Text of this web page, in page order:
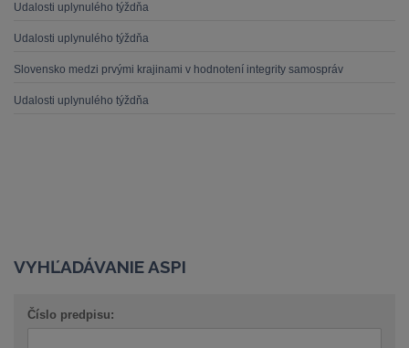
Udalosti uplynulého týždňa
Udalosti uplynulého týždňa
Slovensko medzi prvými krajinami v hodnotení integrity samospráv
Udalosti uplynulého týždňa
VYHĽADÁVANIE ASPI
Číslo predpisu: